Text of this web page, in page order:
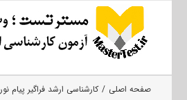
صفحه اصلی کارشناسی ارشد فراگیر پیام نور